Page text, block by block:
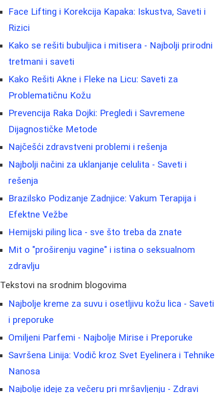
Face Lifting i Korekcija Kapaka: Iskustva, Saveti i
Rizici
Kako se rešiti bubuljica i mitisera - Najbolji prirodni
tretmani i saveti
Kako Rešiti Akne i Fleke na Licu: Saveti za
Problematičnu Kožu
Prevencija Raka Dojki: Pregledi i Savremene
Dijagnostičke Metode
Najčešći zdravstveni problemi i rešenja
Najbolji načini za uklanjanje celulita - Saveti i
rešenja
Brazilsko Podizanje Zadnjice: Vakum Terapija i
Efektne Vežbe
Hemijski piling lica - sve što treba da znate
Mit o "proširenju vagine" i istina o seksualnom
zdravlju
Tekstovi na srodnim blogovima
Najbolje kreme za suvu i osetljivu kožu lica - Saveti
i preporuke
Omiljeni Parfemi - Najbolje Mirise i Preporuke
Savršena Linija: Vodič kroz Svet Eyelinera i Tehnike
Nanosa
Najbolje ideje za večeru pri mršavljenju - Zdravi